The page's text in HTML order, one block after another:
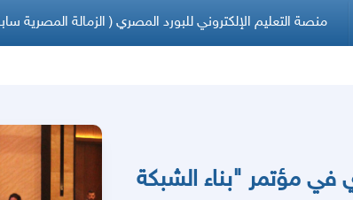
منصة التعليم الإلكتروني للبورد المصري ( الزمالة المصرية
مؤتمر "بناء الشبكة